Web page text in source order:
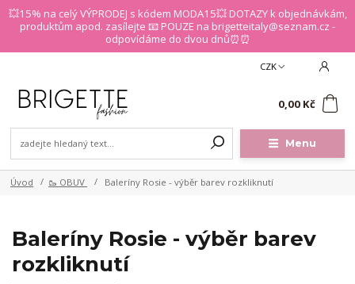
💥15% na celý VÝPRODEJ s kódem MODA15💥 DOTAZY k objednávkám,
produktům apod. zasílejte 📧 POUZE na brigetteitaly@seznam.cz -
odpovídáme do dvou dnů⏰⏰
Menu
CZK
0,00 Kč
Úvod 🥾 OBUV Baleríny Rosie - výběr barev rozkliknutí
Baleríny Rosie - výběr barev
rozkliknutí